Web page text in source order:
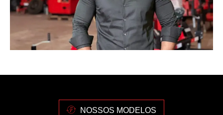
NOSSOS MODELOS